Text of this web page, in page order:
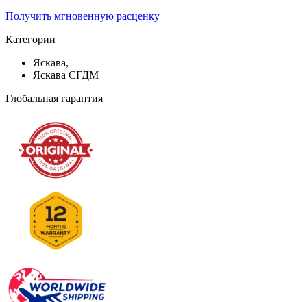
Получить мгновенную расценку
Категории
Яскава,
Яскава СГДМ
Глобальная гарантия